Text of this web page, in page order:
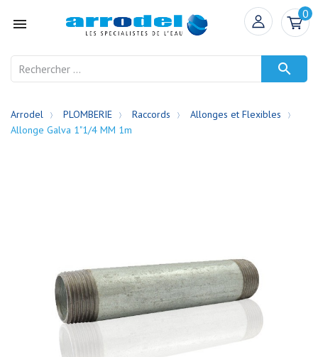

0

Arrodel PLOMBERIE Raccords
Allonges et Flexibles
Allonge Galva 1"1/4 MM 1m